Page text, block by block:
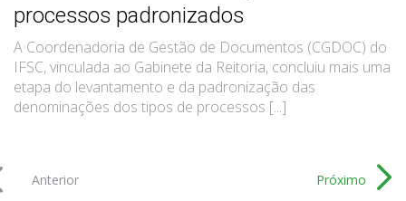
processos padronizados
A Coordenadoria de Gestão de Documentos (CGDOC) do
IFSC, vinculada ao Gabinete da Reitoria, concluiu mais uma
etapa do levantamento e da padronização das
denominações dos tipos de processos [...]
Anterior Próximo